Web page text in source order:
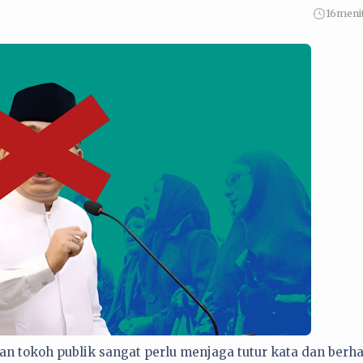
16
tokoh publik sangat perlu menjaga tutur kata dan